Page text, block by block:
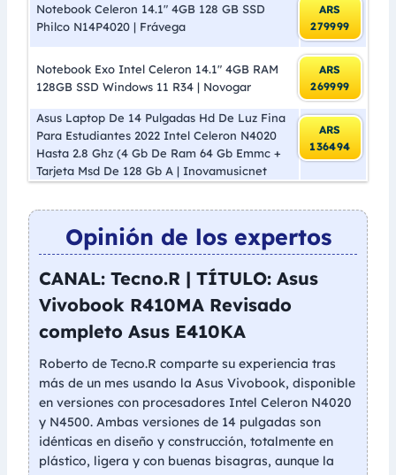
Notebook Celeron 14.1″ 4GB 128 GB SSD
Philco N14P4020 | Frávega
ARS
279999
Notebook Exo Intel Celeron 14.1″ 4GB RAM
128GB SSD Windows 11 R34 | Novogar
ARS
269999
Asus Laptop De 14 Pulgadas Hd De Luz Fina
Para Estudiantes 2022 Intel Celeron N4020
Hasta 2.8 Ghz (4 Gb De Ram 64 Gb Emmc +
Tarjeta Msd De 128 Gb A | Inovamusicnet
ARS
136494
Opinión de los expertos
CANAL: Tecno.R | TÍTULO: Asus
Vivobook R410MA Revisado
completo Asus E410KA
Roberto de Tecno.R comparte su experiencia tras
más de un mes usando la Asus Vivobook, disponible
en versiones con procesadores Intel Celeron N4020
y N4500. Ambas versiones de 14 pulgadas son
idénticas en diseño y construcción, totalmente en
plástico, ligera y con buenas bisagras, aunque la